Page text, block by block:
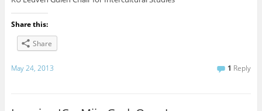
Share this:
Share
May 24, 2013 1 Reply